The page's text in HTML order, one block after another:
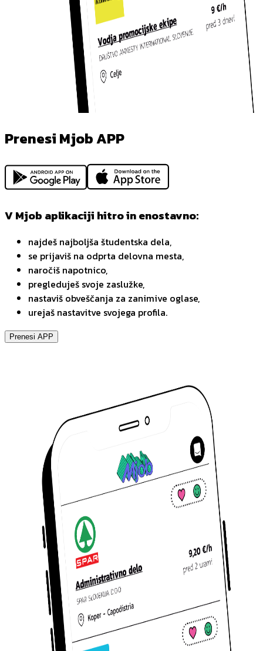
Prenesi Mjob APP
V Mjob aplikaciji hitro in enostavno:
najdeš najboljša študentska dela,
se prijaviš na odprta delovna mesta,
naročiš napotnico,
pregleduješ svoje zaslužke,
nastaviš obveščanja za zanimive oglase,
urejaš nastavitve svojega profila.
Prenesi APP